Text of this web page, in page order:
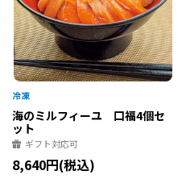
海のミルフィーユ 口福4個セ
ット
ギフト対応可
8,640円(税込)